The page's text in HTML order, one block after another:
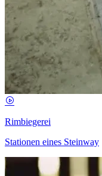
Rimbiegerei
Stationen eines Steinway